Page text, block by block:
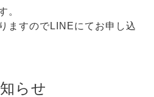
。
ますのでLINEにてお申し込
らせ